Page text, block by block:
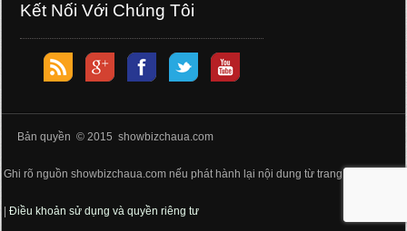
Kết Nối Với Chúng Tôi
Bản quyền © 2015 showbizchaua.com
Ghi rõ nguồn showbizchaua.com nếu phát hành lại nội dung từ trang web này
|Điều khoản sử dụng và quyền riêng tư